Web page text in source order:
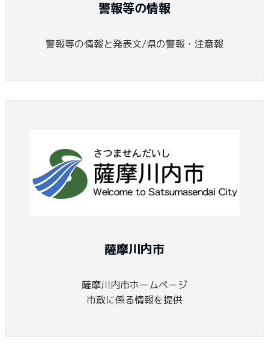
警報等の情報
警報等の情報と発表文/県の警報・注意報
薩摩川内市
薩摩川内市ホームページ
市政に係る情報を提供